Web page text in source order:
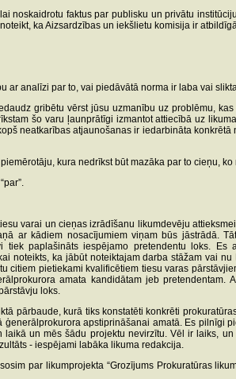
noskaidrotu faktus par publisku un privātu
ka Aizsardzības un iekšlietu komisija ir
ar analīzi par to, vai piedāvātā norma ir laba vai
gribētu vērst jūsu uzmanību uz problēmu,
šo varu ļaunprātīgi izmantot attiecībā uz
neatkarības atjaunošanas ir iedarbināta
kura nedrīkst būt mazāka par to cieņu,
varai un cieņas izrādīšanu likumdevēju
ar kādiem nosacījumiem viņam būs jāstrādā.
paplašināts iespējamo pretendentu loks.
noteikts, ka jābūt noteiktajam darba stāžam vai
pietiekami kvalificētiem tiesu varas
amata kandidātam jeb
loks.
pārbaude, kurā tiks konstatēti konkrēti
apstiprināšanai amatā. Es
un mēs šādu projektu nevirzītu. Vēl ir laiks,
- iespējami labāka likuma redakcija.
par likumprojekta “Grozījums Prokuratūras